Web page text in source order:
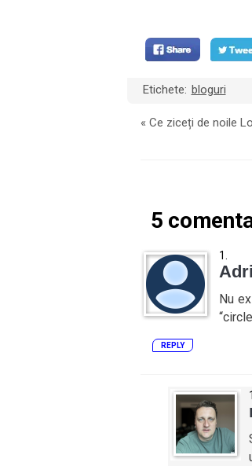
Etichete: bloguri
« Ce ziceți de noile
5
Nu
REPLY